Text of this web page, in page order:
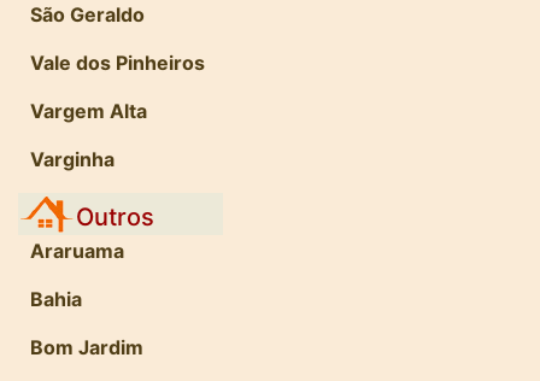
São Geraldo
Vale dos Pinheiros
Vargem Alta
Varginha
Outros
Araruama
Bahia
Bom Jardim